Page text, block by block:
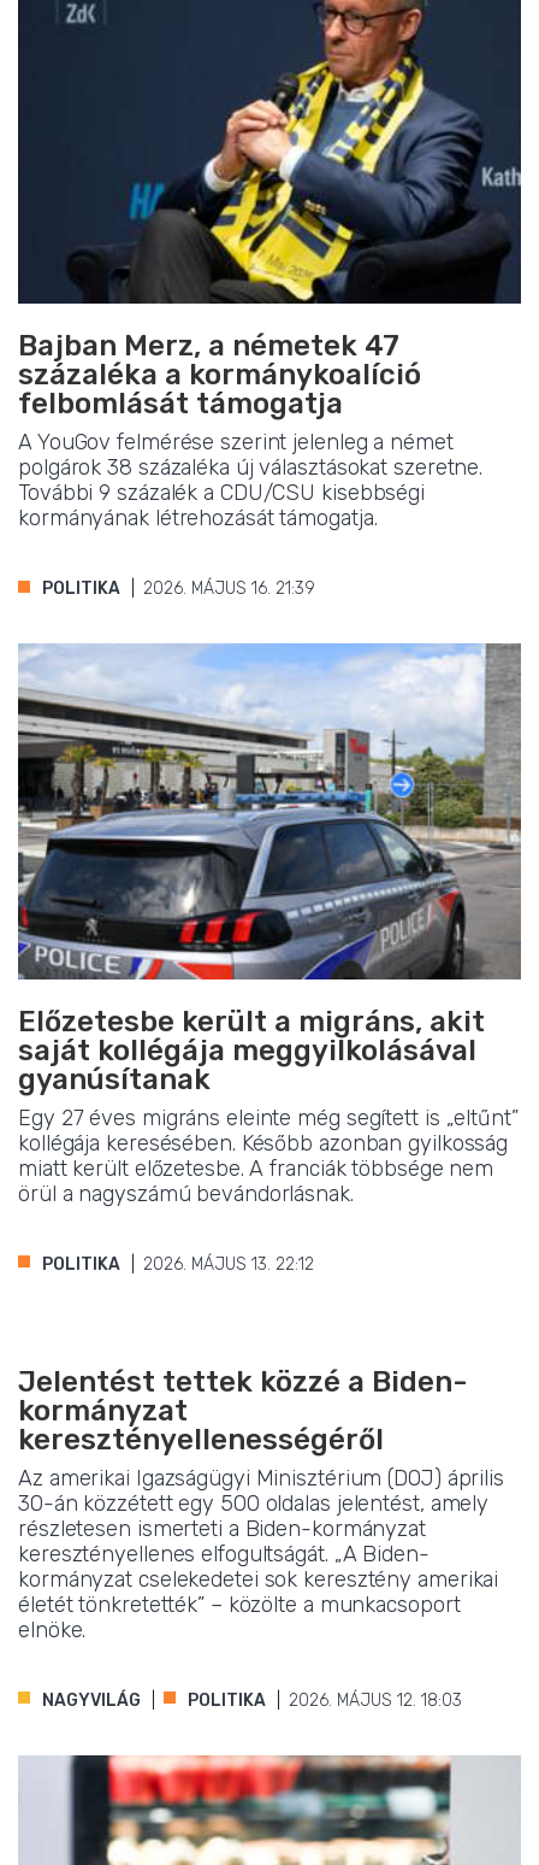
Bajban Merz, a németek 47
százaléka a kormánykoalíció
felbomlását támogatja
A YouGov felmérése szerint jelenleg a német
polgárok 38 százaléka új választásokat szeretne.
További 9 százalék a CDU/CSU kisebbségi
kormányának létrehozását támogatja.
POLITIKA 2026. MÁJUS 16. 21:39
Előzetesbe került a migráns, akit
saját kollégája meggyilkolásával
gyanúsítanak
Egy 27 éves migráns eleinte még segített is „eltűnt”
kollégája keresésében. Később azonban gyilkosság
miatt került előzetesbe. A franciák többsége nem
örül a nagyszámú bevándorlásnak.
POLITIKA 2026. MÁJUS 13. 22:12
Jelentést tettek közzé a Biden-
kormányzat
keresztényellenességéről
Az amerikai Igazságügyi Minisztérium (DOJ) április
30-án közzétett egy 500 oldalas jelentést, amely
részletesen ismerteti a Biden-kormányzat
keresztényellenes elfogultságát. „A Biden-
kormányzat cselekedetei sok keresztény amerikai
életét tönkretették” – közölte a munkacsoport
elnöke.
NAGYVILÁG POLITIKA 2026. MÁJUS 12. 18:03